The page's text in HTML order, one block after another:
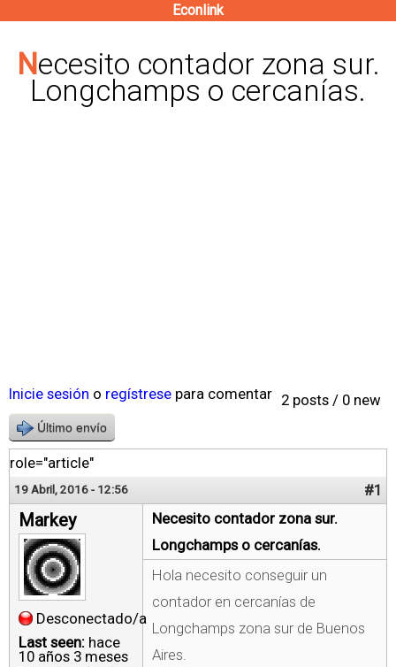
contenido
principal
Econlink
Necesito contador zona sur.
Longchamps o cercanías.
2 posts / 0 new
Inicie sesión o regístrese para comentar
Último envío
role="article"
19 Abril, 2016 - 12:56 #1
Markey
Desconectado/a
Last seen: hace
10 años 3 meses
Necesito contador zona sur.
Longchamps o cercanías.
Hola necesito conseguir un
contador en cercanías de
Longchamps zona sur de Buenos
Aires.